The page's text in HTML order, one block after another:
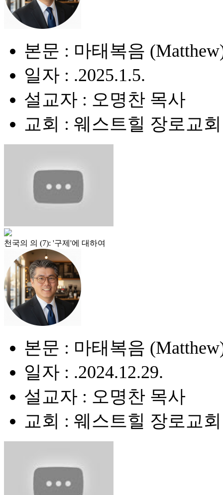
본문 : 마태복음
일자 : .2025.1.5.
설교자 : 오명찬 목사
교회 : 웨스트힐 장로교회
천국의 의 (7): '구제'에 대하여
본문 : 마태복음
일자 : .2024.12.29.
설교자 : 오명찬 목사
교회 : 웨스트힐 장로교회